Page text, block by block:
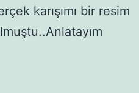
karışımı bir resim